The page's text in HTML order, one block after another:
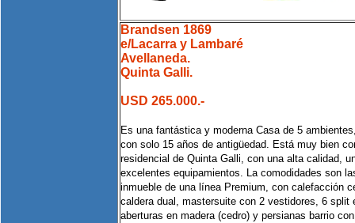
Brandsen 1869
e/Lacarra y Lambaré
Avellaneda.
Quinta Galli.
USD 265.000.-
Es una fantástica y moderna Casa de 5
con solo 15 años de antigüedad. Está muy bien
residencial de Quinta Galli, con una alta calidad,
excelentes equipamientos. La comodidades son
inmueble de una línea Premium, con calefacción
caldera dual, mastersuite con 2 vestidores, 6 split
aberturas en madera (cedro) y persianas barrio